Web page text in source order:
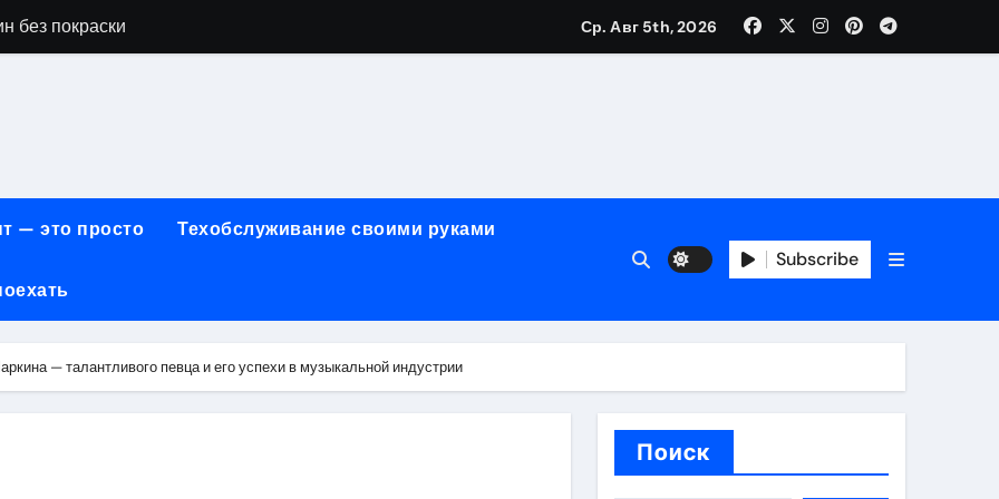
без покраски
работы и критерии сравнения
для онлайн-платежей за 5 минут без верификации и банков с пополнением стейблкоином в долларах
как превратить ливень в комфортную поездку
премиального сегмента у 84-го км МКАД, вл.1 на карте
Ср. Авг 5th, 2026
— это просто Техобслуживание своими руками
Subscribe
— талантливого певца и его успехи в музыкальной индустрии
Поиск